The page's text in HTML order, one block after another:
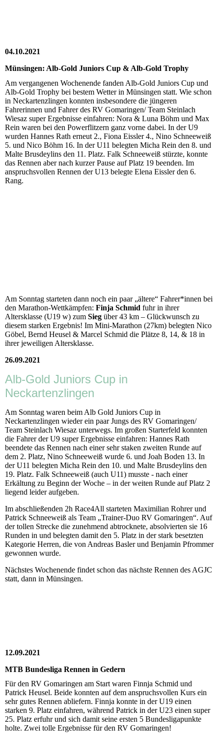
04.10.2021
Münsingen: Alb-Gold Juniors Cup & Alb-Gold Trophy
Am vergangenen Wochenende fanden Alb-Gold Juniors Cup und
Alb-Gold Trophy bei bestem Wetter in Münsingen statt. Wie schon
in Neckartenzlingen konnten insbesondere die jüngeren
Fahrerinnen und Fahrer des RV Gomaringen/ Team Steinlach
Wiesaz super Ergebnisse einfahren: Nora & Luna Böhm und Max
Rein waren bei den Powerflitzern ganz vorne dabei. In der U9
wurden Hannes Rath erneut 2., Fiona Eissler 4., Nino Schneeweiß
5. und Nico Böhm 16. In der U11 belegten Micha Rein den 8. und
Malte Brusdeylins den 11. Platz. Falk Schneeweiß stürzte, konnte
das Rennen aber nach kurzer Pause auf Platz 19 beenden. Im
anspruchsvollen Rennen der U13 belegte Elena Eissler den 6.
Rang.
Am Sonntag starteten dann noch ein paar „ältere“ Fahrer*innen bei
den Marathon-Wettkämpfen: Finja Schmid fuhr in ihrer
Altersklasse (U19 w) zum Sieg über 43 km – Glückwunsch zu
diesem starken Ergebnis! Im Mini-Marathon (27km) belegten Nico
Göbel, Bernd Heusel & Marcel Schmid die Plätze 8, 14, & 18 in
ihrer jeweiligen Altersklasse.
26.09.2021
Alb-Gold Juniors Cup in
Neckartenzlingen
Am Sonntag waren beim Alb Gold Juniors Cup in
Neckartenzlingen wieder ein paar Jungs des RV Gomaringen/
Team Steinlach Wiesaz unterwegs. Im großen Starterfeld konnten
die Fahrer der U9 super Ergebnisse einfahren: Hannes Rath
beendete das Rennen nach einer sehr staken zweiten Runde auf
dem 2. Platz, Nino Schneeweiß wurde 6. und Joah Boden 13. In
der U11 belegten Micha Rein den 10. und Malte Brusdeylins den
19. Platz. Falk Schneeweiß (auch U11) musste - nach einer
Erkältung zu Beginn der Woche – in der weiten Runde auf Platz 2
liegend leider aufgeben.
Im abschließenden 2h Race4All starteten Maximilian Rohrer und
Patrick Schneeweiß als Team „Trainer-Duo RV Gomaringen“. Auf
der tollen Strecke die zunehmend abtrocknete, absolvierten sie 16
Runden in und belegten damit den 5. Platz in der stark besetzten
Kategorie Herren, die von Andreas Basler und Benjamin Pfrommer
gewonnen wurde.
Nächstes Wochenende findet schon das nächste Rennen des AGJC
statt, dann in Münsingen.
12.09.2021
MTB Bundesliga Rennen in Gedern
Für den RV Gomaringen am Start waren Finnja Schmid und
Patrick Heusel. Beide konnten auf dem anspruchsvollen Kurs ein
sehr gutes Rennen abliefern. Finnja konnte in der U19 einen
starken 9. Platz einfahren, während Patrick in der U23 einen super
25. Platz erfuhr und sich damit seine ersten 5 Bundesligapunkte
holte. Zwei tolle Ergebnisse für den RV Gomaringen!